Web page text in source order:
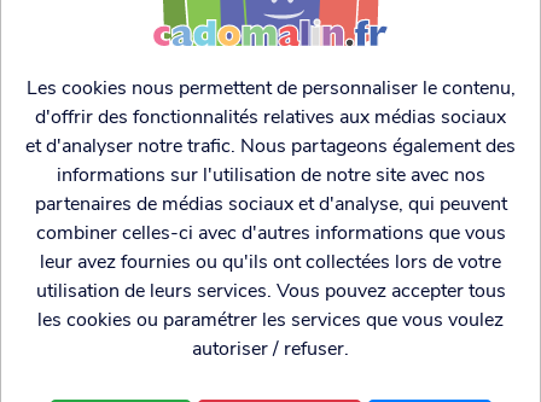
Désodorisant
automobile fruits
rouges
1.50€
Verre avec paille
Licorne
4.99€
Les cookies nous permettent de personnaliser le contenu,
d'offrir des fonctionnalités relatives aux médias sociaux
et d'analyser notre trafic. Nous partageons également des
informations sur l'utilisation de notre site avec nos
partenaires de médias sociaux et d'analyse, qui peuvent
combiner celles-ci avec d'autres informations que vous
leur avez fournies ou qu'ils ont collectées lors de votre
utilisation de leurs services. Vous pouvez accepter tous
les cookies ou paramétrer les services que vous voulez
autoriser / refuser.